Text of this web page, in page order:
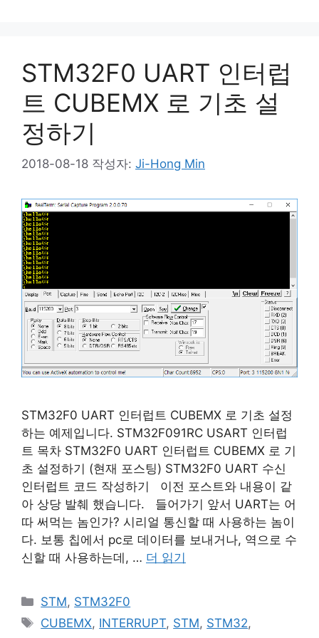
STM32F0 UART 인터럽
트 CUBEMX 로 기초 설
정하기
2018-08-18 작성자: Ji-Hong Min
STM32F0 UART 인터럽트 CUBEMX 로 기초 설정
하는 예제입니다. STM32F091RC USART 인터럽
트 목차 STM32F0 UART 인터럽트 CUBEMX 로 기
초 설정하기 (현재 포스팅) STM32F0 UART 수신
인터럽트 코드 작성하기 이전 포스트와 내용이 같
아 상당 발췌 했습니다. 들어가기 앞서 UART는 어
따 써먹는 놈인가? 시리얼 통신할 때 사용하는 놈이
다. 보통 칩에서 pc로 데이터를 보내거나, 역으로 수
신할 때 사용하는데, … 더 읽기
카
테
STM, STM32F0
태
CUBEMX, INTERRUPT, STM, STM32,